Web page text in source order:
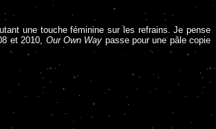
une touche féminine sur les refrains. Je pense
et 2010, Our Own Way passe pour une pâle copie